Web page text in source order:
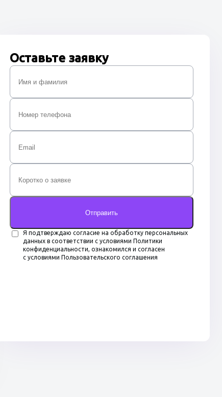
Центр-
России.
Оставьте заявку
Отправить
Я подтверждаю согласие на обработку персональных
данных в соответствии с условиями Политики
конфиденциальности, ознакомился и согласен
с условиями Пользовательского соглашения